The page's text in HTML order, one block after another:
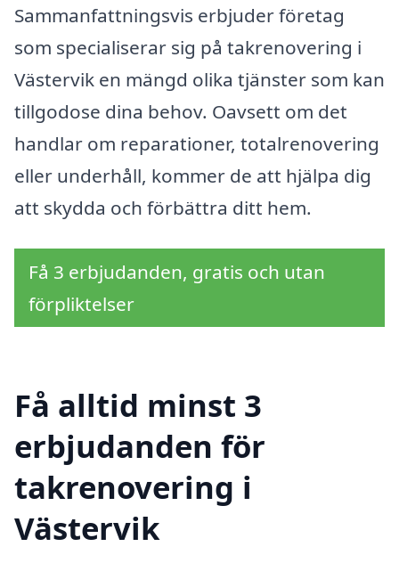
Sammanfattningsvis erbjuder företag
som specialiserar sig på takrenovering i
Västervik en mängd olika tjänster som kan
tillgodose dina behov. Oavsett om det
handlar om reparationer, totalrenovering
eller underhåll, kommer de att hjälpa dig
att skydda och förbättra ditt hem.
Få 3 erbjudanden, gratis och utan
förpliktelser
Få alltid minst 3
erbjudanden för
takrenovering i
Västervik